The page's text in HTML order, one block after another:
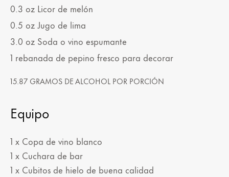
0.3 oz Licor de melón
0.5 ozJugo de lima
3.0 oz Soda o vino espumante
1 rebanada de pepino fresco para decorar
15.87 GRAMOS DE ALCOHOL POR PORCIÓN
Equipo
1 x Copa de vino blanco
1 x Cuchara de bar
1 x Cubitos de hielo de buena calidad